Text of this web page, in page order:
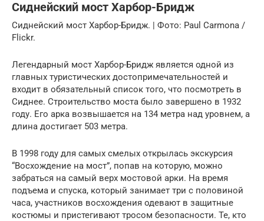
Сиднейский мост Харбор-Бридж
Сиднейский мост Харбор-Бридж. | Фото: Paul Carmona /
Flickr.
Легендарный мост Харбор-Бридж является одной из
главных туристических достопримечательностей и
входит в обязательный список того, что посмотреть в
Сиднее. Строительство моста было завершено в 1932
году. Его арка возвышается на 134 метра над уровнем, а
длина достигает 503 метра.
В 1998 году для самых смелых открылась экскурсия
“Восхождение на мост”, попав на которую, можно
забраться на самый верх мостовой арки. На время
подъема и спуска, который занимает три с половиной
часа, участников восхождения одевают в защитные
костюмы и пристегивают тросом безопасности. Те, кто